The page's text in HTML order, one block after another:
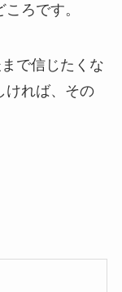
ろです。
で信じたくな
ければ、その